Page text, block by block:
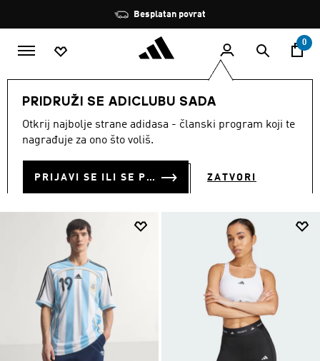
Zaustavi
rotaciju
Besplatan povrat
0
PRIDRUŽI SE ADICLUBU SADA
Otkrij najbolje strane adidasa - članski program koji te
nagrađuje za ono što voliš.
PRIJAVI SE ILI SE PRIDRUŽI SADA ZATVORI
ŽENE Sportovi Nogomet Odjeća
ODJEĆA